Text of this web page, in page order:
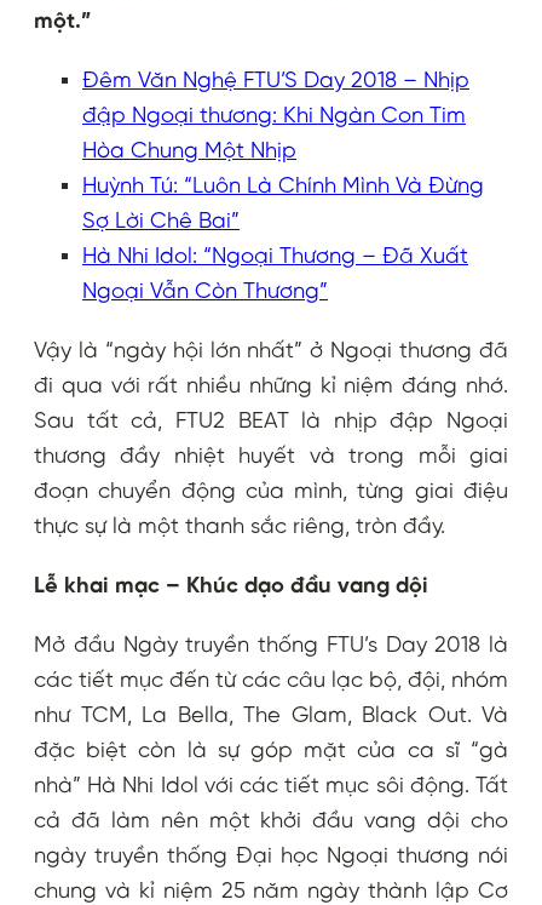
một.”
Đêm Văn Nghệ FTU’S Day 2018 – Nhịp
đập Ngoại thương: Khi Ngàn Con Tim
Hòa Chung Một Nhịp
Huỳnh Tú: “Luôn Là Chính Mình Và Đừng
Sợ Lời Chê Bai”
Hà Nhi Idol: “Ngoại Thương – Đã Xuất
Ngoại Vẫn Còn Thương”
Vậy là “ngày hội lớn nhất” ở Ngoại thương đã
đi qua với rất nhiều những kỉ niệm đáng nhớ.
Sau tất cả, FTU2 BEAT là nhịp đập Ngoại
thương đầy nhiệt huyết và trong mỗi giai
đoạn chuyển động của mình, từng giai điệu
thực sự là một thanh sắc riêng, tròn đầy.
Lễ khai mạc – Khúc dạo đầu vang dội
Mở đầu Ngày truyền thống FTU’s Day 2018 là
các tiết mục đến từ các câu lạc bộ, đội, nhóm
như TCM, La Bella, The Glam, Black Out. Và
đặc biệt còn là sự góp mặt của ca sĩ “gà
nhà” Hà Nhi Idol với các tiết mục sôi động. Tất
cả đã làm nên một khởi đầu vang dội cho
ngày truyền thống Đại học Ngoại thương nói
chung và kỉ niệm 25 năm ngày thành lập Cơ